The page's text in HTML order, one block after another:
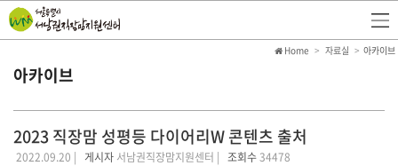
아카이브
Home 자료실 아카이브
2023 직장맘 성평등 다이어리W 콘텐츠 출처
2022.09.20 | 게시자 서남권직장맘지원센터 | 조회수34478